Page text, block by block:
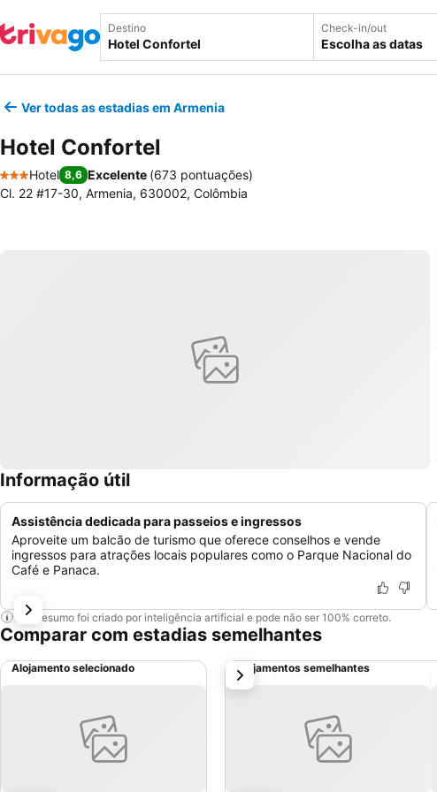
Destino Check-in/out
Escolha as datas
Ver todas as estadias em Armenia
Hotel Confortel
3 Estrelas
Hotel 8,6 Excelente (673 pontuações)
Cl. 22 #17-30, Armenia, 630002, Colômbia
Informação útil
Assistência dedicada para passeios e ingressos
Aproveite um balcão de turismo que oferece conselhos e vende
ingressos para atrações locais populares como o Parque Nacional do
Café e Panaca.
Este resumo foi criado por inteligência artificial e pode não ser 100% correto.
Comparar com estadias semelhantes
Alojamento selecionado Alojamentos semelhantes
próximo